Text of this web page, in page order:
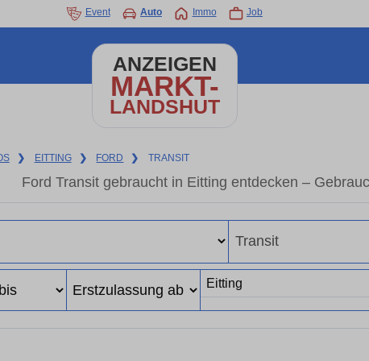
Event Auto Immo Job
ANZEIGEN
MARKT-
LANDSHUT
❯ EITTING ❯ FORD ❯ TRANSIT
Ford Transit gebraucht in Eitting entdecken –